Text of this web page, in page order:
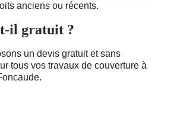
anciens ou récents.
il gratuit ?
un devis gratuit et sans
tous vos travaux de couverture à